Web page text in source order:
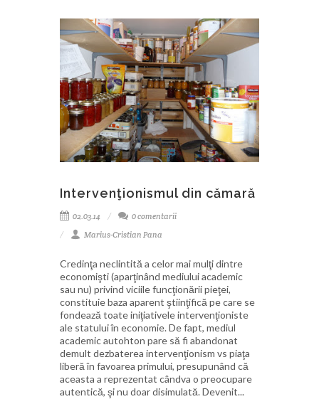
Intervenţionismul din cămară
02.03.14
0 comentarii
Marius-Cristian Pana
Credinţa neclintită a celor mai mulţi dintre
economişti (aparţinând mediului academic
sau nu) privind viciile funcţionării pieţei,
constituie baza aparent ştiinţifică pe care se
fondează toate iniţiativele intervenţioniste
ale statului în economie. De fapt, mediul
academic autohton pare să fi abandonat
demult dezbaterea intervenţionism vs piaţa
liberă în favoarea primului, presupunând că
aceasta a reprezentat cândva o preocupare
autentică, şi nu doar disimulată. Devenit...